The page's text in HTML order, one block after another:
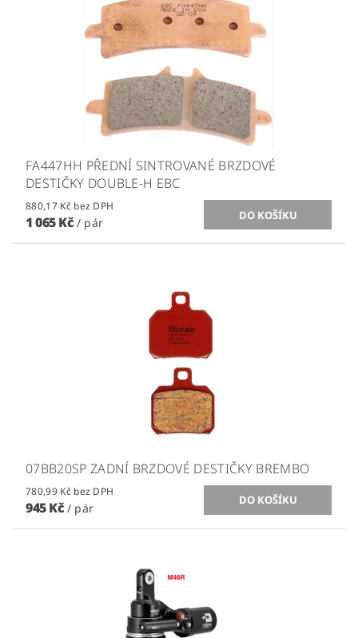
FA447HH PŘEDNÍ SINTROVANÉ BRZDOVÉ
DESTIČKY DOUBLE-H EBC
880,17 Kč bez DPH
1 065 Kč / pár
07BB20SP ZADNÍ BRZDOVÉ DESTIČKY BREMBO
780,99 Kč bez DPH
945 Kč / pár